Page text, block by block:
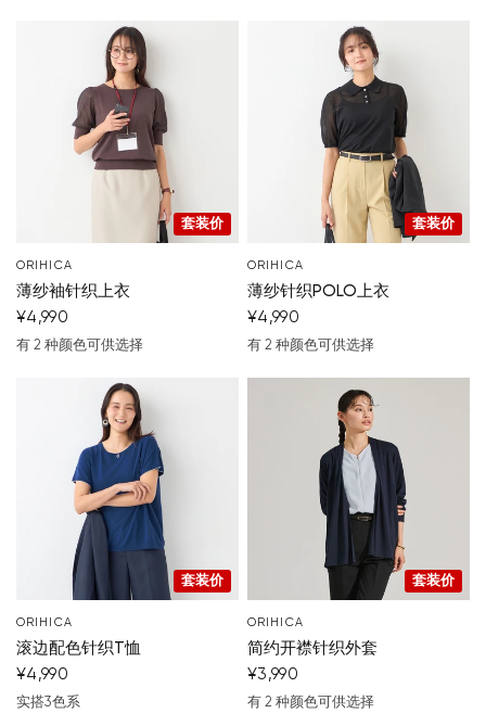
套装价
ORIHICA
薄纱袖针织上衣
¥4,990
棕色淡蓝色
有 2 种颜色可供选择
套装价
ORIHICA
薄纱针织POLO上衣
¥4,990
黑 灰
有 2 种颜色可供选择
套装价
ORIHICA
滚边配色针织T恤
¥4,990
蓝 绿 米色
实搭3色系
套装价
ORIHICA
简约开襟针织外套
¥3,990
深蓝色
灰
有 2 种颜色可供选择